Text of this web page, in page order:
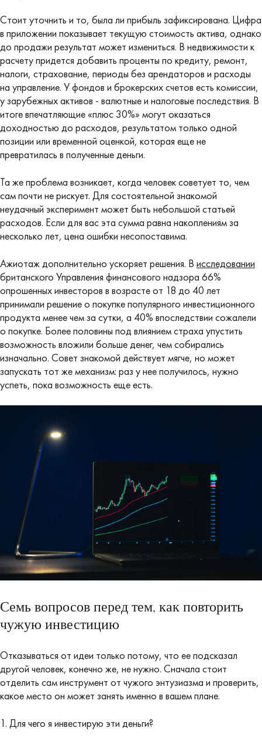
Стоит уточнить и то, была ли прибыль зафиксирована. Цифра
в приложении показывает текущую стоимость актива, однако
до продажи результат может измениться. В недвижимости к
расчету придется добавить проценты по кредиту, ремонт,
налоги, страхование, периоды без арендаторов и расходы
на управление. У фондов и брокерских счетов есть комиссии,
у зарубежных активов - валютные и налоговые последствия. В
итоге впечатляющие «плюс 30%» могут оказаться
доходностью до расходов, результатом только одной
позиции или временной оценкой, которая еще не
превратилась в полученные деньги.
Та же проблема возникает, когда человек советует то, чем
сам почти не рискует. Для состоятельной знакомой
неудачный эксперимент может быть небольшой статьей
расходов. Если для вас эта сумма равна накоплениям за
несколько лет, цена ошибки несопоставима.
Ажиотаж дополнительно ускоряет решения. В исследовании
британского Управления финансового надзора 66%
опрошенных инвесторов в возрасте от 18 до 40 лет
принимали решение о покупке популярного инвестиционного
продукта менее чем за сутки, а 40% впоследствии сожалели
о покупке. Более половины под влиянием страха упустить
возможность вложили больше денег, чем собирались
изначально. Совет знакомой действует мягче, но может
запускать тот же механизм: раз у нее получилось, нужно
успеть, пока возможность еще есть.
Семь вопросов перед тем, как повторить
чужую инвестицию
Отказываться от идеи только потому, что ее подсказал
другой человек, конечно же, не нужно. Сначала стоит
отделить сам инструмент от чужого энтузиазма и проверить,
какое место он может занять именно в вашем плане.
1. Для чего я инвестирую эти деньги?